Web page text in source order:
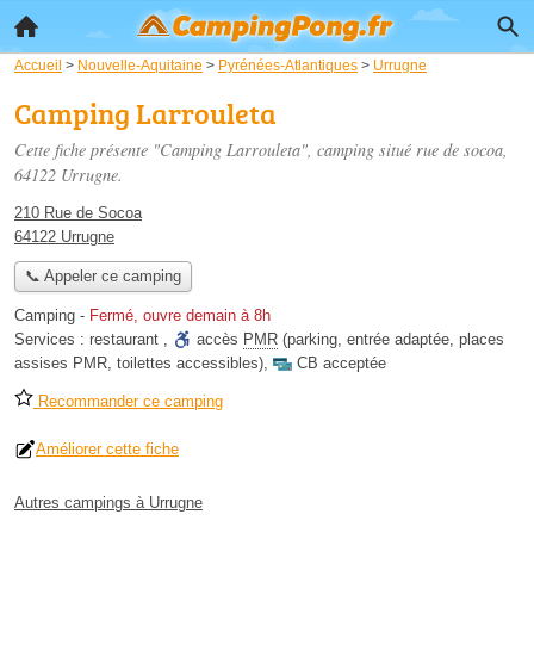
Accueil > Nouvelle-Aquitaine > Pyrénées-Atlantiques > Urrugne
Camping Larrouleta
Cette fiche présente "Camping Larrouleta", camping situé rue de socoa,
64122 Urrugne.
210 Rue de Socoa
64122 Urrugne
📞 Appeler ce camping
Camping - Fermé, ouvre demain à 8h
Services : restaurant , accès PMR (parking, entrée adaptée, places
assises PMR, toilettes accessibles), CB acceptée
Recommander ce camping
Améliorer cette fiche
Autres campings à Urrugne